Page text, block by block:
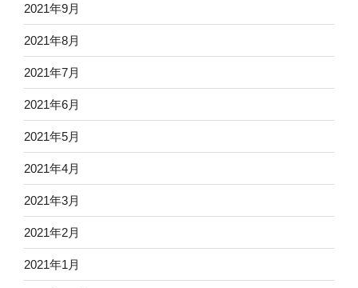
2021年9月
2021年8月
2021年7月
2021年6月
2021年5月
2021年4月
2021年3月
2021年2月
2021年1月